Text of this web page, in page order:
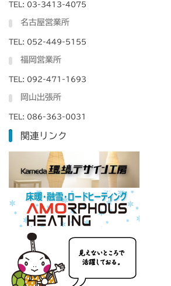
TEL: 03-3413-4075
名古屋営業所
TEL: 052-449-5155
福岡営業所
TEL: 092-471-1693
岡山出張所
TEL: 086-363-0031
関連リンク